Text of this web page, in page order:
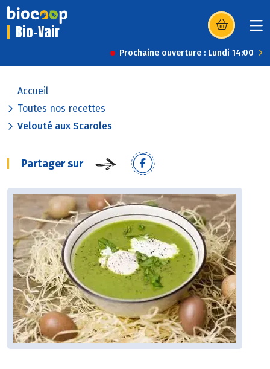
Bio-Vair (s’ouvre dans
Prochaine ouverture : Lundi 14:00
Accueil
Toutes nos recettes
Velouté aux Scaroles
Partager sur